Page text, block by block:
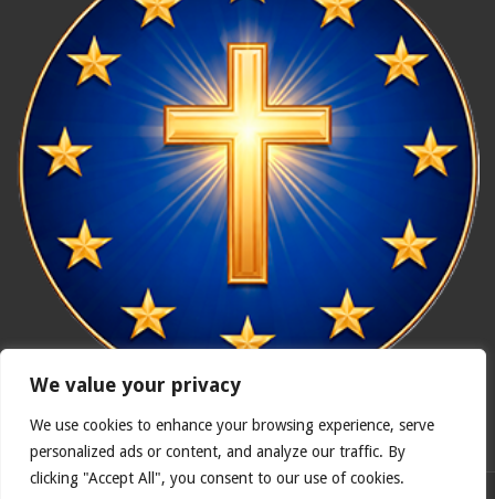
We value your privacy
We use cookies to enhance your browsing experience, serve
personalized ads or content, and analyze our traffic. By
clicking "Accept All", you consent to our use of cookies.
In nómine Patris, et Fílii, et Spíritus Sancti. Amen.